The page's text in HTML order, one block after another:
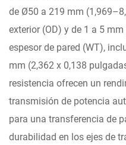
de Ø50 a 219 mm
exterior (OD) y de 1 a 5
espesor de pared (WT),
mm (2,362 x 0,138
resistencia ofrecen un
transmisión de potencia
para una transferencia de
durabilidad en los ejes de